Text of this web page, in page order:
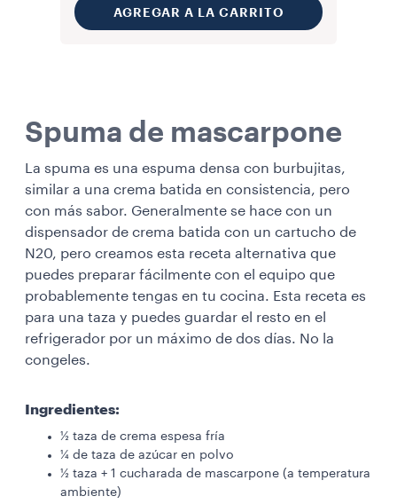
AGREGAR A LA CARRITO
Spuma de mascarpone
La spuma es una espuma densa con burbujitas,
similar a una crema batida en consistencia, pero
con más sabor. Generalmente se hace con un
dispensador de crema batida con un cartucho de
N20, pero creamos esta receta alternativa que
puedes preparar fácilmente con el equipo que
probablemente tengas en tu cocina. Esta receta es
para una taza y puedes guardar el resto en el
refrigerador por un máximo de dos días. No la
congeles.
Ingredientes:
½ taza de crema espesa fría
¼ de taza de azúcar en polvo
½ taza + 1 cucharada de mascarpone (a temperatura
ambiente)